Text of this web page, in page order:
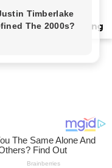
Artikel Deli Serdang